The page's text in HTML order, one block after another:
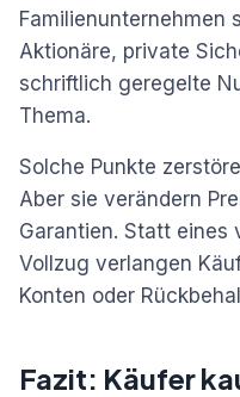
Familienunternehmen
Aktionäre, private
schriftlich geregelte
Thema.
Solche Punkte
Aber sie verändern
Garantien. Statt eines
Vollzug verlangen
Konten oder
Fazit: Käufer